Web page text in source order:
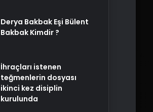
Derya Bakbak Eşi Bülent
Bakbak Kimdir ?
İhraçları istenen
teğmenlerin dosyası
ikinci kez disiplin
kurulunda